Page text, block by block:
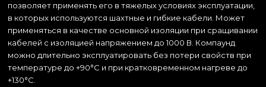
позволяет применять его в тяжелых условиях эксплуатации,
в которых используются шахтные и гибкие кабели. Может
применяться в качестве основной изоляции при сращивании
кабелей с изоляцией напряжением до 1000 В. Компаунд
можно длительно эксплуатировать без потери свойств при
температуре до +90°С и при кратковременном нагреве до
+130°С.